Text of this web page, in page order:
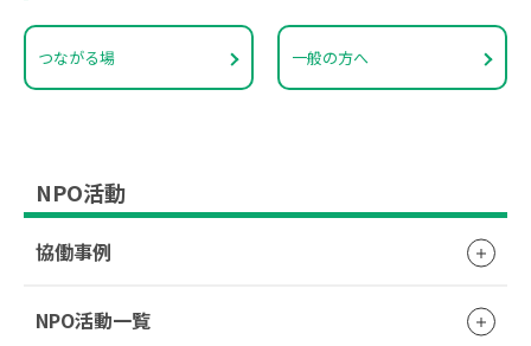
つながる場 一般の方へ
NPO活動
協働事例
NPO活動一覧